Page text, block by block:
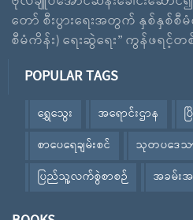
တော် စီးပွားရေးအတွက် နှစ်နှစ်
စီမံကိန်း) ရေးဆွဲရေး” ကွန်ဖရင့်တ
POPULAR TAGS
ရွှေသွေး အရောင်းဌာန ပ
စာပေရေချမ်းစင်
သုတပဒေသ
ပြည်သူ့လက်စွဲစာစဉ်
အခမ်းအ